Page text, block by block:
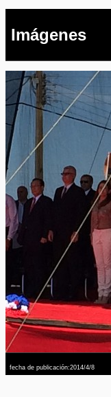
Imágenes
fecha de publicación:2014/4/8